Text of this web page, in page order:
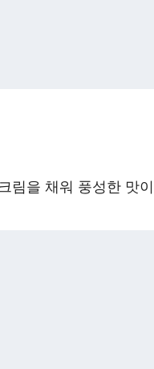
림을 채워 풍성한 맛